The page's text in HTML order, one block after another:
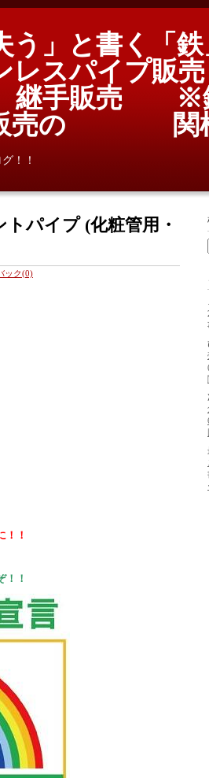
う」と書く「
パイプ販売
継手販売 ※
販売の 関根
！！
パイプ (化粧管用・
ック(0)
！！
！